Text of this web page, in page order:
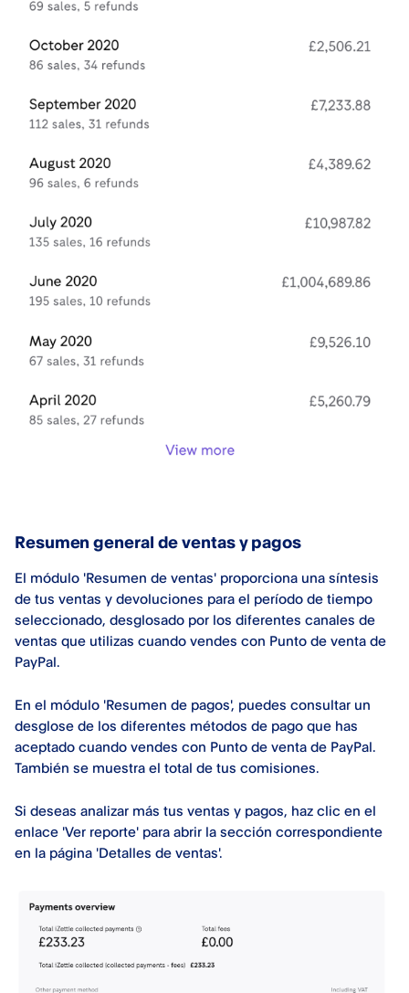
Resumen general de ventas y pagos
El módulo 'Resumen de ventas' proporciona una síntesis
de tus ventas y devoluciones para el período de tiempo
seleccionado, desglosado por los diferentes canales de
ventas que utilizas cuando vendes con Punto de venta de
PayPal.
En el módulo 'Resumen de pagos', puedes consultar un
desglose de los diferentes métodos de pago que has
aceptado cuando vendes con Punto de venta de PayPal.
También se muestra el total de tus comisiones.
Si deseas analizar más tus ventas y pagos, haz clic en el
enlace 'Ver reporte' para abrir la sección correspondiente
en la página 'Detalles de ventas'.